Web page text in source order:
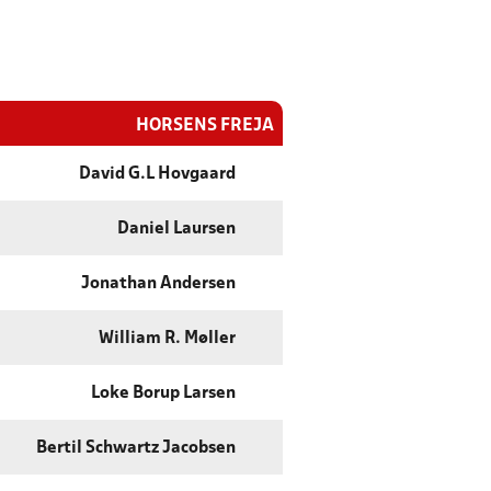
HORSENS FREJA
David G.L Hovgaard
Daniel Laursen
Jonathan Andersen
William R. Møller
Loke Borup Larsen
Bertil Schwartz Jacobsen